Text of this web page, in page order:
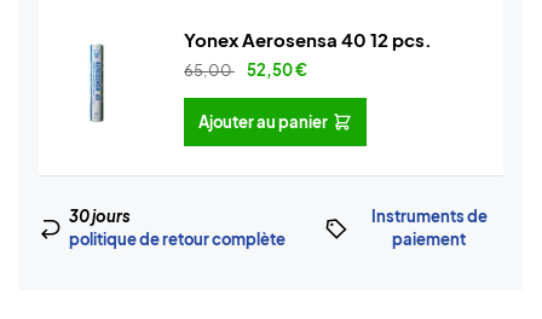
Yonex Aerosensa 40 12 pcs.
65,00 52,50€
Ajouter au panier
30 jours
politique de retour complète
Instruments de
paiement